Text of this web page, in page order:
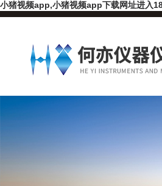
小猪视频app,小猪视频app下载网址进入